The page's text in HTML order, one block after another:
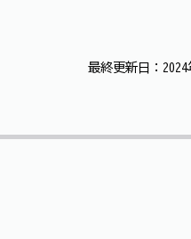
最終更新日：2024